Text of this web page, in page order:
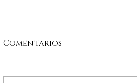
Comentarios